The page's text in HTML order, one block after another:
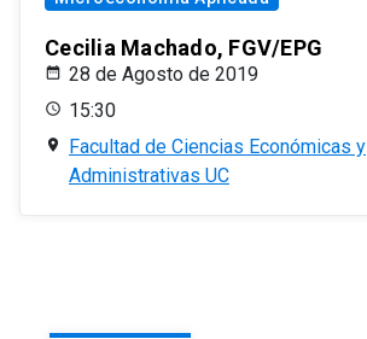
Cecilia Machado, FGV/EPG
28 de Agosto de 2019
15:30
Facultad de Ciencias Económicas y
Administrativas UC